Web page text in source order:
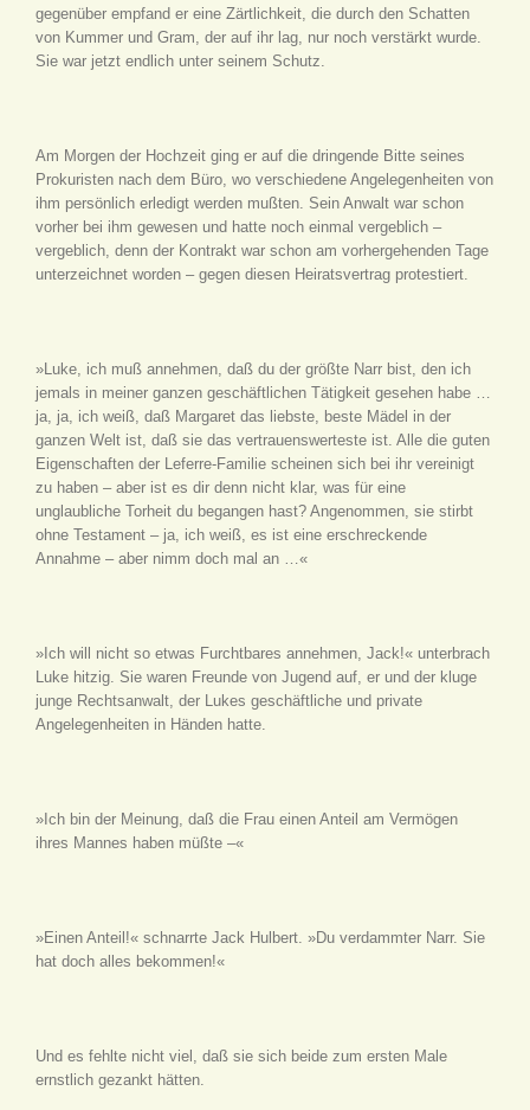
gegenüber empfand er eine Zärtlichkeit, die durch den Schatten
von Kummer und Gram, der auf ihr lag, nur noch verstärkt wurde.
Sie war jetzt endlich unter seinem Schutz.
Am Morgen der Hochzeit ging er auf die dringende Bitte seines
Prokuristen nach dem Büro, wo verschiedene Angelegenheiten von
ihm persönlich erledigt werden mußten. Sein Anwalt war schon
vorher bei ihm gewesen und hatte noch einmal vergeblich –
vergeblich, denn der Kontrakt war schon am vorhergehenden Tage
unterzeichnet worden – gegen diesen Heiratsvertrag protestiert.
»Luke, ich muß annehmen, daß du der größte Narr bist, den ich
jemals in meiner ganzen geschäftlichen Tätigkeit gesehen habe …
ja, ja, ich weiß, daß Margaret das liebste, beste Mädel in der
ganzen Welt ist, daß sie das vertrauenswerteste ist. Alle die guten
Eigenschaften der Leferre-Familie scheinen sich bei ihr vereinigt
zu haben – aber ist es dir denn nicht klar, was für eine
unglaubliche Torheit du begangen hast? Angenommen, sie stirbt
ohne Testament – ja, ich weiß, es ist eine erschreckende
Annahme – aber nimm doch mal an …«
»Ich will nicht so etwas Furchtbares annehmen, Jack!« unterbrach
Luke hitzig. Sie waren Freunde von Jugend auf, er und der kluge
junge Rechtsanwalt, der Lukes geschäftliche und private
Angelegenheiten in Händen hatte.
»Ich bin der Meinung, daß die Frau einen Anteil am Vermögen
ihres Mannes haben müßte –«
»Einen Anteil!« schnarrte Jack Hulbert. »Du verdammter Narr. Sie
hat doch alles bekommen!«
Und es fehlte nicht viel, daß sie sich beide zum ersten Male
ernstlich gezankt hätten.